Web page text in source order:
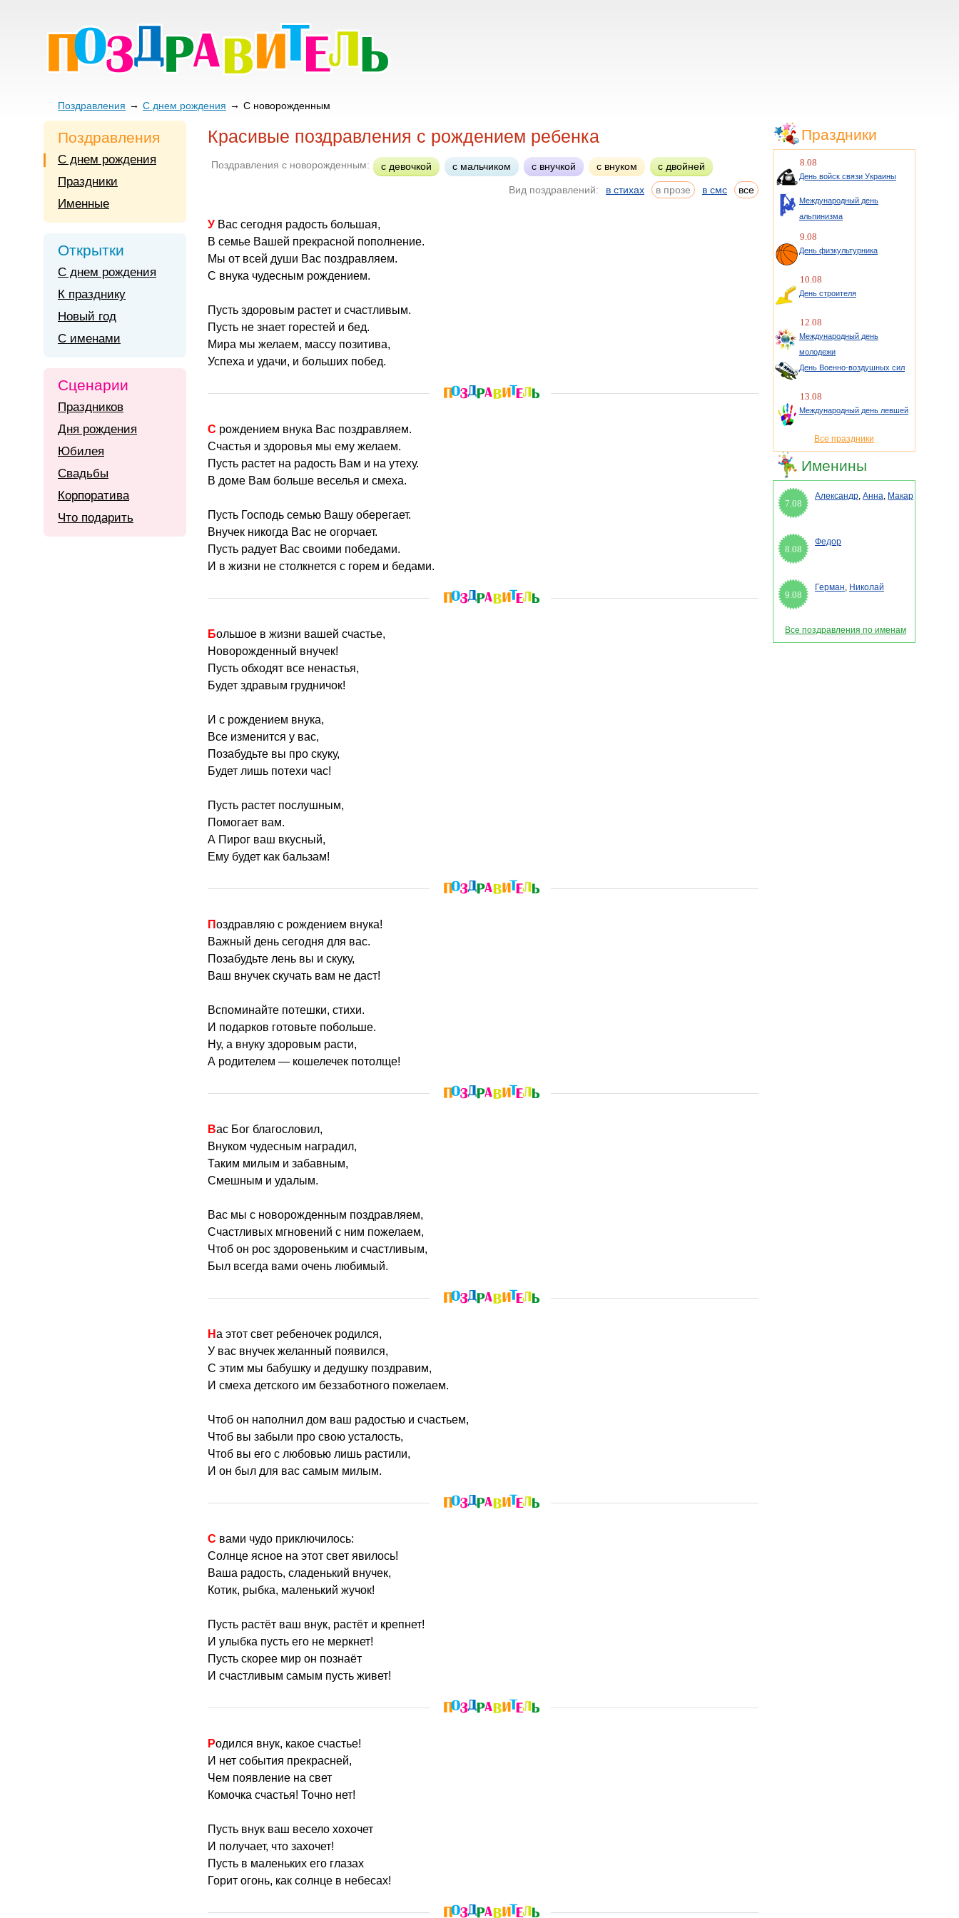
Поздравления С днем рождения С новорожденным
Красивые поздравления с рождением ребенка
Поздравления с новорожденным: с девочкой с мальчиком с внучкой с внуком с двойней
Вид поздравлений: в стихах в прозе в смс все
У Вас сегодня радость большая,
В семье Вашей прекрасной пополнение.
Мы от всей души Вас поздравляем.
С внука чудесным рождением.
Пусть здоровым растет и счастливым.
Пусть не знает горестей и бед.
Мира мы желаем, массу позитива,
Успеха и удачи, и больших побед.
С рождением внука Вас поздравляем.
Счастья и здоровья мы ему желаем.
Пусть растет на радость Вам и на утеху.
В доме Вам больше веселья и смеха.
Пусть Господь семью Вашу оберегает.
Внучек никогда Вас не огорчает.
Пусть радует Вас своими победами.
И в жизни не столкнется с горем и бедами.
Большое в жизни вашей счастье,
Новорожденный внучек!
Пусть обходят все ненастья,
Будет здравым грудничок!
И с рождением внука,
Все изменится у вас,
Позабудьте вы про скуку,
Будет лишь потехи час!
Пусть растет послушным,
Помогает вам.
А Пирог ваш вкусный,
Ему будет как бальзам!
Поздравляю с рождением внука!
Важный день сегодня для вас.
Позабудьте лень вы и скуку,
Ваш внучек скучать вам не даст!
Вспоминайте потешки, стихи.
И подарков готовьте побольше.
Ну, а внуку здоровым расти,
А родителем — кошелечек потолще!
Вас Бог благословил,
Внуком чудесным наградил,
Таким милым и забавным,
Смешным и удалым.
Вас мы с новорожденным поздравляем,
Счастливых мгновений с ним пожелаем,
Чтоб он рос здоровеньким и счастливым,
Был всегда вами очень любимый.
На этот свет ребеночек родился,
У вас внучек желанный появился,
С этим мы бабушку и дедушку поздравим,
И смеха детского им беззаботного пожелаем.
Чтоб он наполнил дом ваш радостью и счастьем,
Чтоб вы забыли про свою усталость,
Чтоб вы его с любовью лишь растили,
И он был для вас самым милым.
С вами чудо приключилось:
Солнце ясное на этот свет явилось!
Ваша радость, сладенький внучек,
Котик, рыбка, маленький жучок!
Пусть растёт ваш внук, растёт и крепнет!
И улыбка пусть его не меркнет!
Пусть скорее мир он познаёт
И счастливым самым пусть живет!
Родился внук, какое счастье!
И нет события прекрасней,
Чем появление на свет
Комочка счастья! Точно нет!
Пусть внук ваш весело хохочет
И получает, что захочет!
Пусть в маленьких его глазах
Горит огонь, как солнце в небесах!
Поздравления
С днем рождения
Праздники
Именные
Открытки
С днем рождения
К празднику
Новый год
С именами
Сценарии
Праздников
Дня рождения
Юбилея
Свадьбы
Корпоратива
Что подарить
Праздники
8.08
День войск связи Украины
Международный день
альпинизма
9.08
День физкультурника
10.08
День строителя
12.08
Международный день
молодежи
День Военно-воздушных сил
13.08
Международный день левшей
Все праздники
Именины
7.08
Александр, Анна, Макар
8.08
Федор
9.08
Герман, Николай
Все поздравления по именам